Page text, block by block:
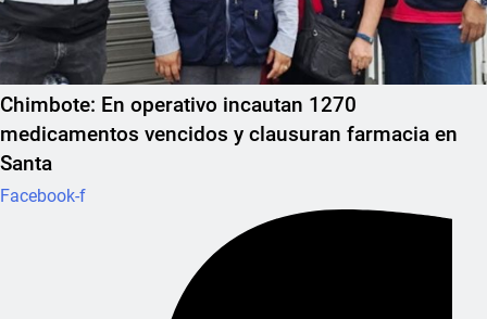
Chimbote: En operativo incautan 1270
medicamentos vencidos y clausuran farmacia en
Santa
Facebook-f